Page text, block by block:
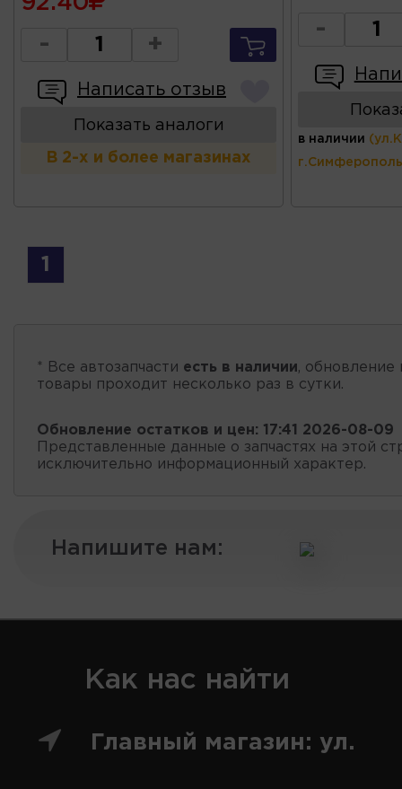
- +
Написать отзыв
Показать аналоги
В 2-х и более магазинах
-
в наличии
1
* Все автозапчасти есть в наличии, обновление
товары проходит несколько раз в сутки.
Обновление остатков и цен: 17:41 2026-08-09
Представленные данные о запчастях на этой
исключительно информационный характер.
Напишите нам:
Как нас найти
Главный магазин: ул.